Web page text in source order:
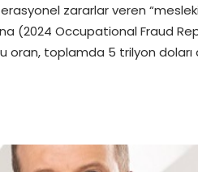
zararlar veren “mesleki
(2024 Occupational Fraud
oran, toplamda 5 trilyon